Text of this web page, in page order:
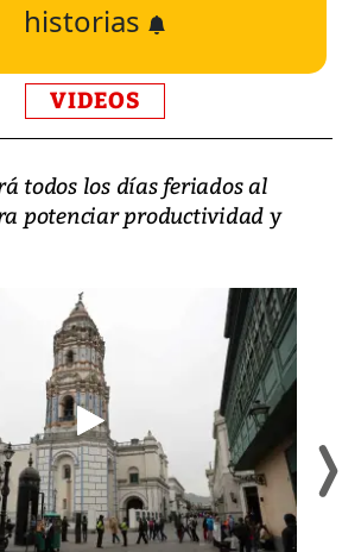
historias
VIDEOS
todos los días feriados al
potenciar productividad y